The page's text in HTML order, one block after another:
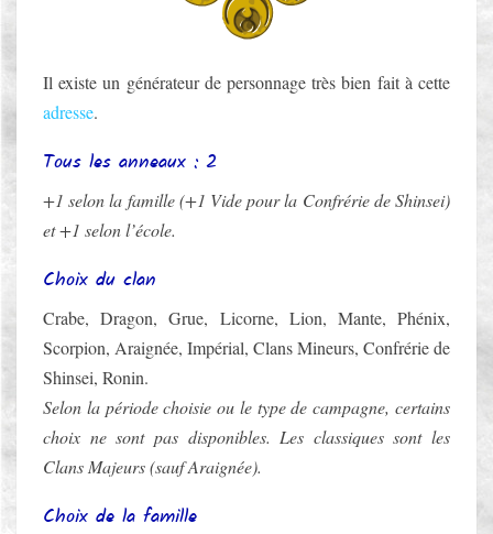
Il existe un générateur de personnage très bien fait à cette
adresse.
Tous les anneaux : 2
+1 selon la famille (+1 Vide pour la Confrérie de Shinsei)
et +1 selon l’école.
Choix du clan
Crabe, Dragon, Grue, Licorne, Lion, Mante, Phénix,
Scorpion, Araignée, Impérial, Clans Mineurs, Confrérie de
Shinsei, Ronin.
Selon la période choisie ou le type de campagne, certains
choix ne sont pas disponibles. Les classiques sont les
Clans Majeurs (sauf Araignée).
Choix de la famille